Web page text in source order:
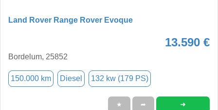
Land Rover Range Rover Evoque
13.590 €
Bordelum, 25852
150.000 km Diesel 132 kw (179 PS)
★ ➦ ➜